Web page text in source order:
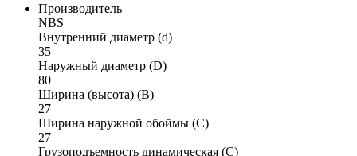
Производитель
NBS
Внутренний диаметр (d)
35
Наружный диаметр (D)
80
Ширина (высота) (B)
27
Ширина наружной обоймы (C)
27
Грузоподъемность динамическая (C)